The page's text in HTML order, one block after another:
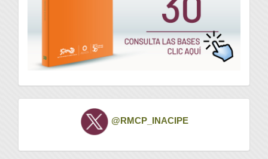
Twitter @RMCP_INACIPE